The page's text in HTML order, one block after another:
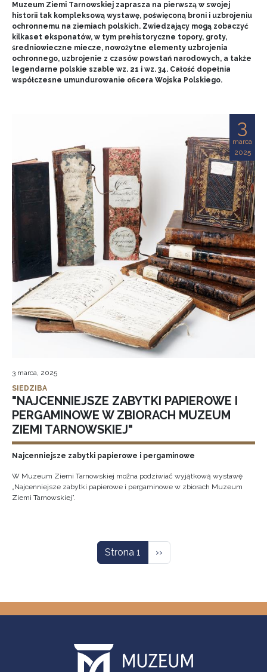
Muzeum Ziemi Tarnowskiej zaprasza na pierwszą w swojej
historii tak kompleksową wystawę, poświęconą broni i uzbrojeniu
ochronnemu na ziemiach polskich. Zwiedzający mogą zobaczyć
kilkaset eksponatów, w tym prehistoryczne topory, groty,
średniowieczne miecze, nowożytne elementy uzbrojenia
ochronnego, uzbrojenie z czasów powstań narodowych, a także
legendarne polskie szable wz. 21 i wz. 34. Całość dopełnia
współczesne umundurowanie oficera Wojska Polskiego.
3
marca
2025
3 marca, 2025
SIEDZIBA
"NAJCENNIEJSZE ZABYTKI PAPIEROWE I
PERGAMINOWE W ZBIORACH MUZEUM
ZIEMI TARNOWSKIEJ"
Najcenniejsze zabytki papierowe i pergaminowe
W Muzeum Ziemi Tarnowskiej można podziwiać wyjątkową wystawę
„Najcenniejsze zabytki papierowe i pergaminowe w zbiorach Muzeum
Ziemi Tarnowskiej”.
Strona 1 Następna strona
››